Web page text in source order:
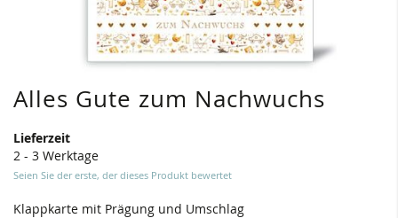
Alles Gute zum Nachwuchs
Lieferzeit
2 - 3 Werktage
Seien Sie der erste, der dieses Produkt bewertet
Klappkarte mit Prägung und Umschlag
Zum
Anfang
der
Bildergalerie
springen